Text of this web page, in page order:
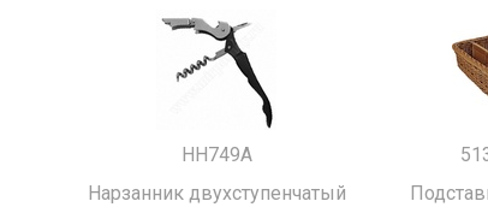
HH749A
Нарзанник двухступенчатый